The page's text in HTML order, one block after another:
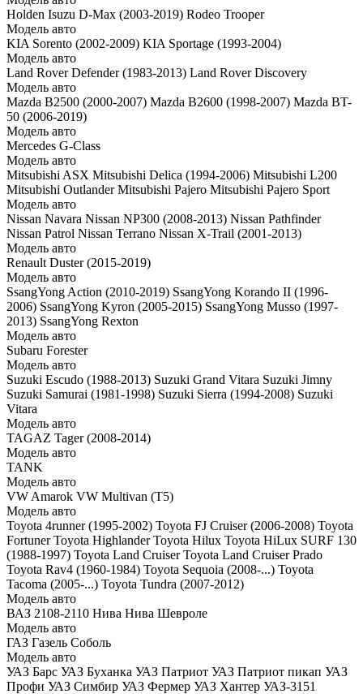
Holden Isuzu D-Max (2003-2019) Rodeo Trooper
Модель авто
KIA Sorento (2002-2009) KIA Sportage (1993-2004)
Модель авто
Land Rover Defender (1983-2013) Land Rover Discovery
Модель авто
Mazda B2500 (2000-2007) Mazda B2600 (1998-2007) Mazda BT-
50 (2006-2019)
Модель авто
Mercedes G-Class
Модель авто
Mitsubishi ASX Mitsubishi Delica (1994-2006) Mitsubishi L200
Mitsubishi Outlander Mitsubishi Pajero Mitsubishi Pajero Sport
Модель авто
Nissan Navara Nissan NP300 (2008-2013) Nissan Pathfinder
Nissan Patrol Nissan Terrano Nissan X-Trail (2001-2013)
Модель авто
Renault Duster (2015-2019)
Модель авто
SsangYong Action (2010-2019) SsangYong Korando II (1996-
2006) SsangYong Kyron (2005-2015) SsangYong Musso (1997-
2013) SsangYong Rexton
Модель авто
Subaru Forester
Модель авто
Suzuki Escudo (1988-2013) Suzuki Grand Vitara Suzuki Jimny
Suzuki Samurai (1981-1998) Suzuki Sierra (1994-2008) Suzuki
Vitara
Модель авто
TAGAZ Tager (2008-2014)
Модель авто
TANK
Модель авто
VW Amarok VW Multivan (T5)
Модель авто
Toyota 4runner (1995-2002) Toyota FJ Cruiser (2006-2008) Toyota
Fortuner Toyota Highlander Toyota Hilux Toyota HiLux SURF 130
(1988-1997) Toyota Land Cruiser Toyota Land Cruiser Prado
Toyota Rav4 (1960-1984) Toyota Sequoia (2008-...) Toyota
Tacoma (2005-...) Toyota Tundra (2007-2012)
Модель авто
ВАЗ 2108-2110 Нива Нива Шевроле
Модель авто
ГАЗ Газель Соболь
Модель авто
УАЗ Барс УАЗ Буханка УАЗ Патриот УАЗ Патриот пикап УАЗ
Профи УАЗ Симбир УАЗ Фермер УАЗ Хантер УАЗ-3151